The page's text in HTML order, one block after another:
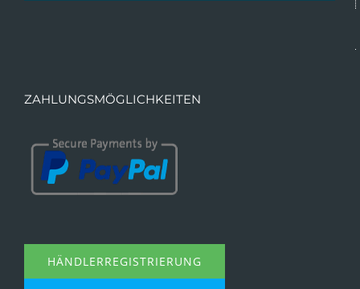
ZAHLUNGSMÖGLICHKEITEN
HÄNDLERREGISTRIERUNG